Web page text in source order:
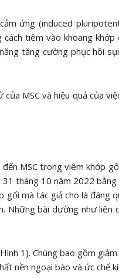
ứng (induced
tiêm vào khoang khớp
tăng cường phục hồi
MSC và hiệu quả của
MSC trong viêm khớp
tháng 10 năm 2022 bằng
gối mà tác giả cho là đáng
Những bài dường như liên
1). Chúng bao gồm
nền ngoại bào và ức chế